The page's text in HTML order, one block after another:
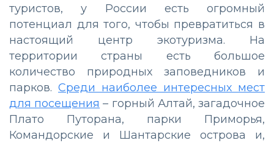
туристов, у России есть огромный
потенциал для того, чтобы превратиться в
настоящий центр экотуризма. На
территории страны есть большое
количество природных заповедников и
парков. Среди наиболее интересных мест
для посещения – горный Алтай, загадочное
Плато Путорана, парки Приморья,
Командорские и Шантарские острова и,